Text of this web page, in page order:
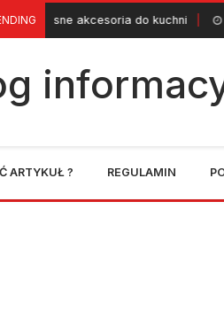
akcesoria do kuchni 11 Września
ARTYKUŁ ? REGULAMIN